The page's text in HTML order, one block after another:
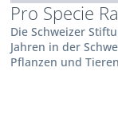
Pro Specie
Die Schweizer
Jahren in der
Pflanzen und